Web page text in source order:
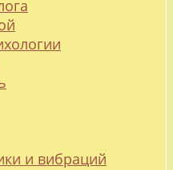
и вибраций